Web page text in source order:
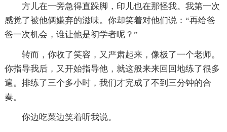
方儿在一旁急得直跺脚，印儿也在那怪我。我第一次
感觉了被他俩嫌弃的滋味。你却笑着对他们说：“再给爸
爸一次机会，谁让他是初学者呢？”
转而，你收了笑容，又严肃起来，像极了一个老师。
你指导我后，又开始指导他，就这般来来回回地练了很多
遍。排练了三个多小时，我们才完成了不到三分钟的合
奏。
你边吃菜边笑着听我说。